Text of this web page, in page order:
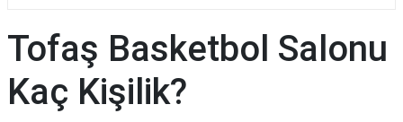
Tofaş Basketbol Salonu
Kaç Kişilik?